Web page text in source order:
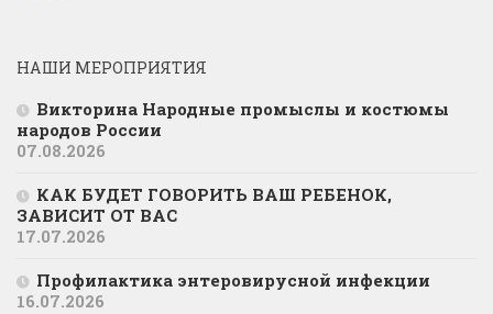
НАШИ МЕРОПРИЯТИЯ
Викторина Народные промыслы и костюмы
народов России
07.08.2026
КАК БУДЕТ ГОВОРИТЬ ВАШ РЕБЕНОК,
ЗАВИСИТ ОТ ВАС
17.07.2026
Профилактика энтеровирусной инфекции
16.07.2026